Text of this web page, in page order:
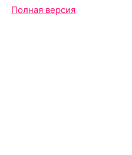
Полная версия